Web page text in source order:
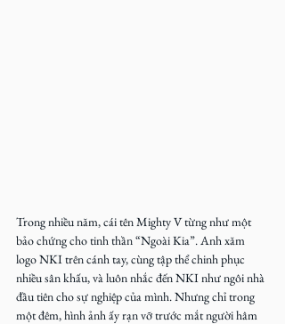
Trong nhiều năm, cái tên Mighty V từng như một
bảo chứng cho tinh thần “Ngoài Kia”. Anh xăm
logo NKI trên cánh tay, cùng tập thể chinh phục
nhiều sân khấu, và luôn nhắc đến NKI như ngôi nhà
đầu tiên cho sự nghiệp của mình. Nhưng chỉ trong
một đêm, hình ảnh ấy rạn vỡ trước mắt người hâm